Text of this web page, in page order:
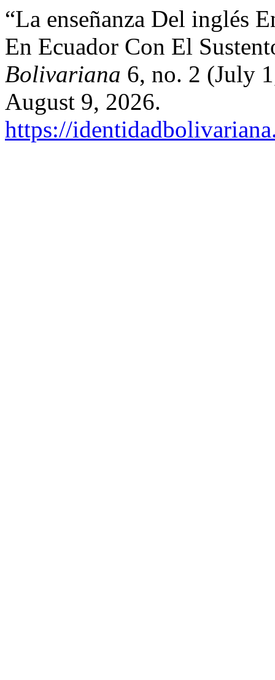
“La enseñanza Del inglés
En Ecuador Con El
Bolivariana 6, no. 2 (July
August 9, 2026.
https://